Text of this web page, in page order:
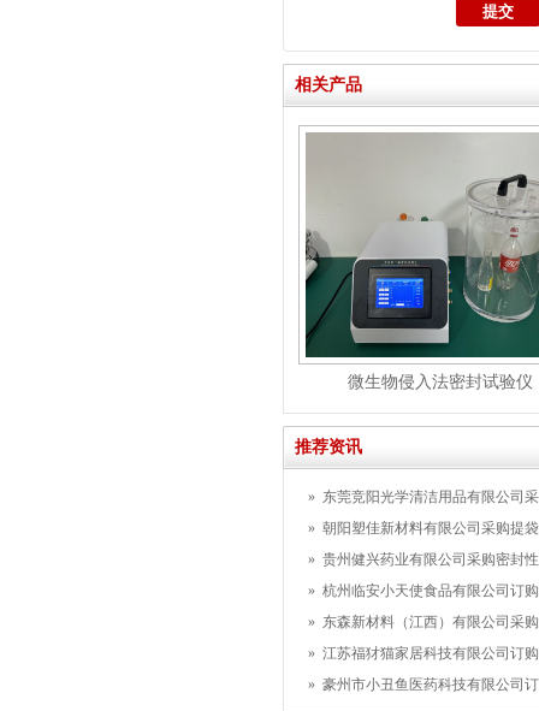
相关产品
微生物侵入法密封试验仪
推荐资讯
» 东莞竞阳光学清洁用品有限公司
» 朝阳塑佳新材料有限公司采购提
» 贵州健兴药业有限公司采购密封
» 杭州临安小天使食品有限公司订
» 东森新材料（江西）有限公司采
» 江苏福犲猫家居科技有限公司订
» 豪州市小丑鱼医药科技有限公司